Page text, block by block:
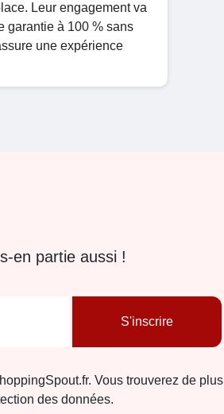
Leur engagement va
garantie à 100 % sans
une expérience
en partie aussi !
S'inscrire
Vous trouverez de plus
des données.